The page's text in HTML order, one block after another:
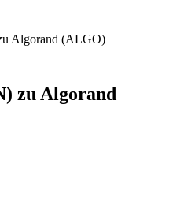
Algorand (ALGO)
zu Algorand